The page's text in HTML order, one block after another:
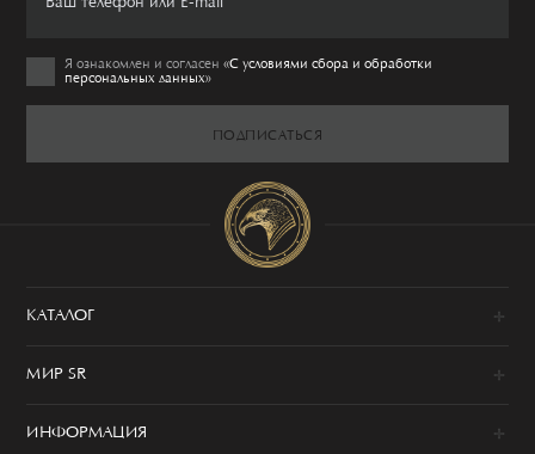
Я ознакомлен и согласен«C условиями сбора и обработки
персональных данных»
ПОДПИСАТЬСЯ
КАТАЛОГ
Одежда
МИР SR
ИНФОРМАЦИЯ